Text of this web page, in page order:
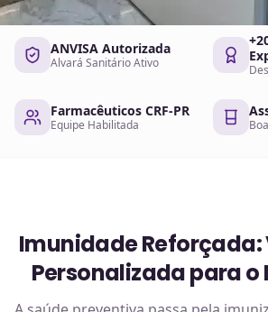
ANVISA Autorizada
Alvará Sanitário Ativo
Farmacêuticos CRF-PR
Equipe Habilitada
Imunidade
Personalizada para o